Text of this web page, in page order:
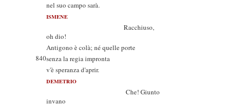
nel suo campo sarà.
ISMENE
Racchiuso,
oh dio!
Antigono è colà; né quelle porte
840senza la regia impronta
v'è speranza d'aprir.
DEMETRIO
Che! Giunto
invano